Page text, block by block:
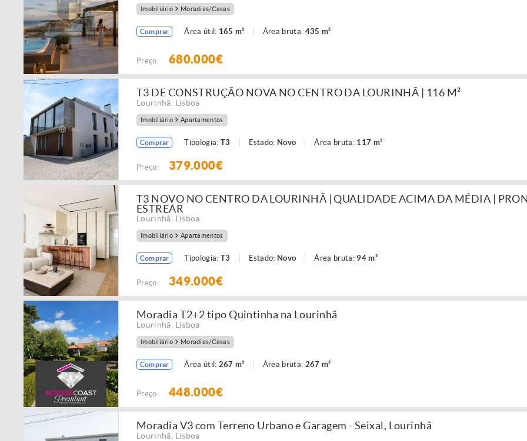
Imobiliário Moradias/Casas
Comprar Área útil: 165 m² Área bruta: 435 m²
Preço: 680.000€
T3 DE CONSTRUÇÃO NOVA NO CENTRO DA LOURINHÃ | 116 M²
Lourinhã Lisboa
Imobiliário Apartamentos
Comprar Tipologia: T3 Estado: Novo Área bruta: 117 m²
Preço: 379.000€
T3 NOVO NO CENTRO DA LOURINHÃ | QUALIDADE ACIMA DA MÉDIA |
ESTREAR
Lourinhã Lisboa
Imobiliário Apartamentos
Comprar Tipologia: T3 Estado: Novo Área bruta: 94 m²
Preço: 349.000€
Moradia T2+2 tipo Quintinha na Lourinhã
Lourinhã Lisboa
Imobiliário Moradias/Casas
Comprar Área útil: 267 m² Área bruta: 267 m²
Preço: 448.000€
Moradia V3 com Terreno Urbano e Garagem - Seixal, Lourinhã
Lourinhã Lisboa